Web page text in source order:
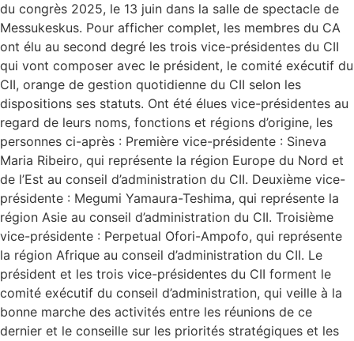
du congrès 2025, le 13 juin dans la salle de spectacle de
Messukeskus. Pour afficher complet, les membres du CA
ont élu au second degré les trois vice-présidentes du CII
qui vont composer avec le président, le comité exécutif du
CII, orange de gestion quotidienne du CII selon les
dispositions ses statuts. Ont été élues vice-présidentes au
regard de leurs noms, fonctions et régions d’origine, les
personnes ci-après : Première vice-présidente : Sineva
Maria Ribeiro, qui représente la région Europe du Nord et
de l’Est au conseil d’administration du CII. Deuxième vice-
présidente : Megumi Yamaura-Teshima, qui représente la
région Asie au conseil d’administration du CII. Troisième
vice-présidente : Perpetual Ofori-Ampofo, qui représente
la région Afrique au conseil d’administration du CII. Le
président et les trois vice-présidentes du CII forment le
comité exécutif du conseil d’administration, qui veille à la
bonne marche des activités entre les réunions de ce
dernier et le conseille sur les priorités stratégiques et les